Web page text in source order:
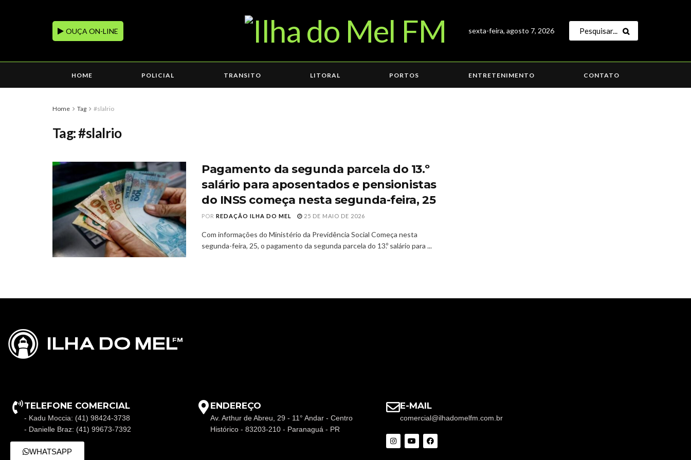
OUÇA ON-LINE sexta-feira, agosto 7, 2026
HOME POLICIAL TRANSITO LITORAL PORTOS ENTRETENIMENTO CONTATO
Home Tag #slalrio
Tag:#slalrio
Pagamento da segunda parcela do 13.º
salário para aposentados e pensionistas
do INSS começa nesta segunda-feira, 25
POR REDAÇÃO ILHA DO MEL 25 DE MAIO DE 2026
Com informações do Ministério da Previdência Social Começa nesta
segunda-feira, 25, o pagamento da segunda parcela do 13.º salário para ...
TELEFONE COMERCIAL
- Kadu Moccia: (41) 98424-3738
- Danielle Braz: (41) 99673-7392
WHATSAPP
ENDEREÇO
Av. Arthur de Abreu, 29 - 11° Andar - Centro
Histórico - 83203-210 - Paranaguá - PR
E-MAIL
comercial@ilhadomelfm.com.br